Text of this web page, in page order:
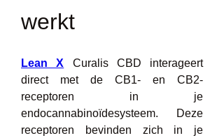
werkt
Lean X Curalis CBD interageert
direct met de CB1- en CB2-
receptoren in je
endocannabinoïdesysteem. Deze
receptoren bevinden zich in je